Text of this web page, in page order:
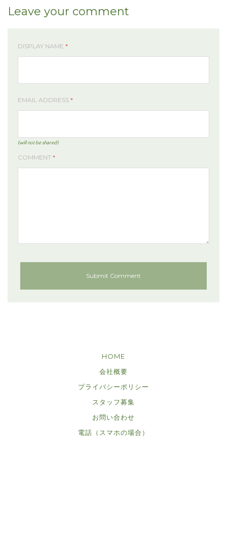
Leave your comment
DISPLAY NAME *
EMAIL ADDRESS *
(will not be shared)
COMMENT *
HOME
会社概要
プライバシーポリシー
スタッフ募集
お問い合わせ
電話（スマホの場合）